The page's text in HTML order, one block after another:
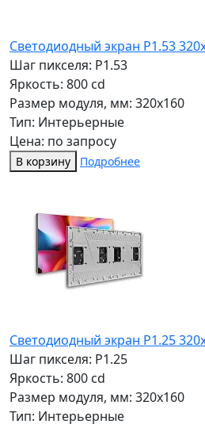
Светодиодный экран P1.53
Шаг пикселя: P1.53
Яркость: 800 cd
Размер модуля, мм: 320x160
Тип: Интерьерные
Цена: по запросу
В корзину Подробнее
Светодиодный экран P1.25
Шаг пикселя: P1.25
Яркость: 800 cd
Размер модуля, мм: 320x160
Тип: Интерьерные